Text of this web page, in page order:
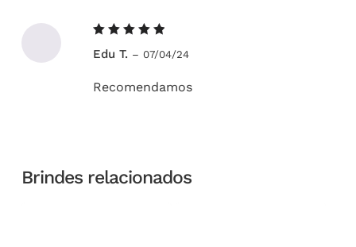
5de 5
Edu T. – 07/04/24
Recomendamos
Brindes relacionados